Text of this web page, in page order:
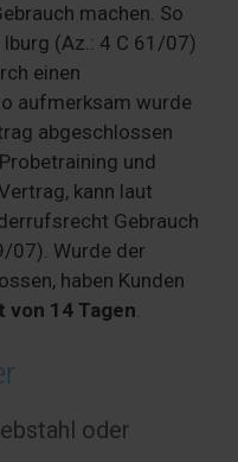
machen. So
(Az.: 4 C 61/07)
einen
aufmerksam wurde
abgeschlossen
und
kann laut
Gebrauch
07). Wurde der
haben Kunden
14 Tagen.
oder